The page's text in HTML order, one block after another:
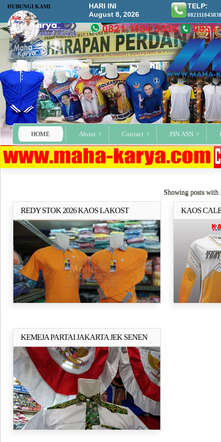
HOME About Contact PIN ASN
HUBUNGI KAMI
HARI INI
August 8, 2026
TELP:
Showing posts
REDY STOK 2026 KAOS LAKOST
CATTON UNTUK SUMUA PARTAI
Selengkapnya.. KAOS
KEMEJA PARTAI JAKARTA JEK SENEN
(UDIN-SENEN)
Selengkapnya..